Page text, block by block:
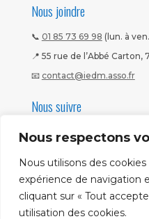
Nous respectons
Nous utilisons des
expérience de navigation
cliquant sur « Tout
utilisation des cookies.
Nous joindre
📞 01 85 73 69 98 (lun. à
📍 55 rue de l’Abbé Carton,
📧 contact@iedm.asso.fr
Nous suivre